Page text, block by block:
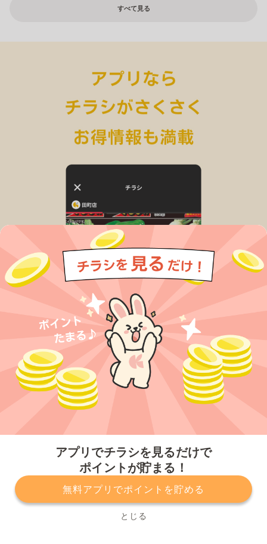
アプリでチラシを見るだけで
ポイントが貯まる！
無料アプリでポイントを貯める
とじる
すべて見る
プライバシーポリシー 利用規約
運営会社
サービスに関してのお問い合わせ